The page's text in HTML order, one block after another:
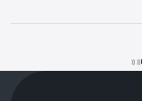
««